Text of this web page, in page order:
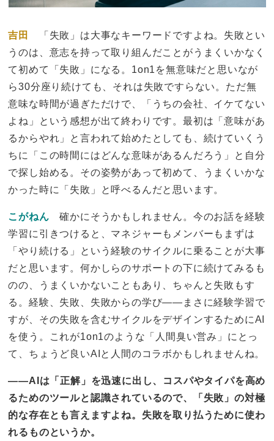
吉田
「失敗」は大事なキーワードですよね。失敗とい
うのは、意志を持って取り組んだことがうまくいかなく
て初めて「失敗」になる。1on1を無意味だと思いなが
ら30分座り続けても、それは失敗ですらない。ただ無
意味な時間が過ぎただけで、「うちの会社、イケてない
よね」という感想が出て終わりです。最初は「意味があ
るからやれ」と言われて始めたとしても、続けていくう
ちに「この時間にはどんな意味があるんだろう」と自分
で探し始める。その姿勢があって初めて、うまくいかな
かった時に「失敗」と呼べるんだと思います。
こがねん 確かにそうかもしれません。今のお話を経験
学習に引きつけると、マネジャーもメンバーもまずは
「やり続ける」という経験のサイクルに乗ることが大事
だと思います。何かしらのサポートの下に続けてみるも
のの、うまくいかないこともあり、ちゃんと失敗もす
る。経験、失敗、失敗からの学び——まさに経験学習で
すが、その失敗を含むサイクルをデザインするためにAI
を使う。これが1on1のような「人間臭い営み」にとっ
て、ちょうど良いAIと人間のコラボかもしれませんね。
——AIは「正解」を迅速に出し、コスパやタイパを高め
るためのツールと認識されているので、「失敗」の対極
的な存在とも言えますよね。失敗を取り払うために使わ
れるものというか。